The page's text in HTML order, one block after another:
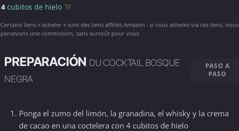
4cubitos de hielo
Certains liens « acheter » sont des liens affiliés Amazon : si vous achetez via ces liens, nous
percevons une commission, sans surcoût pour vous.
PREPARACIÓN DU COCKTAIL BOSQUE
NEGRA
PASO A
PASO
Ponga el zumo del limón, la granadina, el whisky y la crema
de cacao en una coctelera con 4 cubitos de hielo